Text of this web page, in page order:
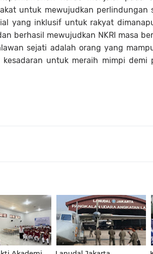
untuk mewujudkan perlindungan
yang inklusif untuk rakyat
berhasil mewujudkan NKRI masa
sejati adalah orang yang
untuk meraih mimpi demi